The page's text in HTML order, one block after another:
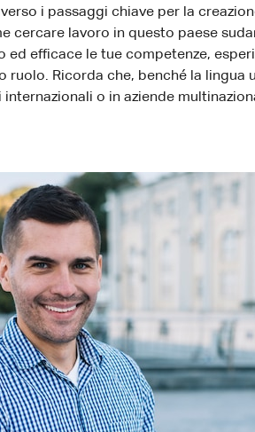
i passaggi chiave per la
cercare lavoro in questo paese
efficace le tue competenze,
Ricorda che, benché la
o in aziende